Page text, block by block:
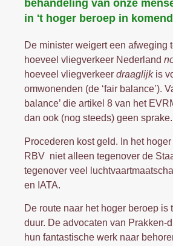
behandeling van onze
in 't hoger beroep in
De minister weigert een afweging
hoeveel vliegverkeer Nederland
hoeveel vliegverkeer draaglijk is
omwonenden (de ‘fair balance’).
balance’ die artikel 8 van het
dan ook (nog steeds) geen sprake.
Procederen kost geld. In het
RBV niet alleen tegenover de
tegenover veel
en IATA.
De route naar het hoger beroep is
duur. De advocaten van Prakken-
hun fantastische werk naar